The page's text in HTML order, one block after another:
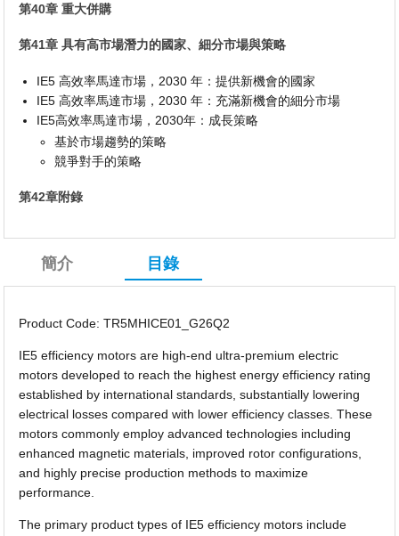
第40章 重大併購
第41章 具有高市場潛力的國家、細分市場與策略
IE5 高效率馬達市場，2030 年：提供新機會的國家
IE5 高效率馬達市場，2030 年：充滿新機會的細分市場
IE5高效率馬達市場，2030年：成長策略
基於市場趨勢的策略
競爭對手的策略
第42章附錄
簡介 目錄
Product Code: TR5MHICE01_G26Q2
IE5 efficiency motors are high-end ultra-premium electric
motors developed to reach the highest energy efficiency rating
established by international standards, substantially lowering
electrical losses compared with lower efficiency classes. These
motors commonly employ advanced technologies including
enhanced magnetic materials, improved rotor configurations,
and highly precise production methods to maximize
performance.
The primary product types of IE5 efficiency motors include